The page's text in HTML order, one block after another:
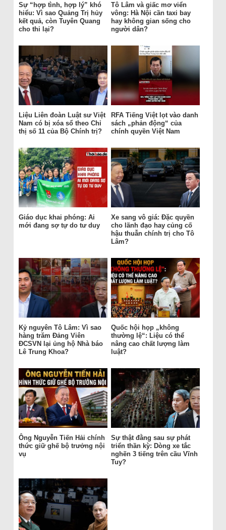
Sự “hợp tình, hợp lý” khó
hiểu: Vì sao Quảng Trị hủy
kết quả, còn Tuyên Quang
cho thi lại?
Tô Lâm và giấc mơ viển
vông: Hà Nội cần taxi bay
hay không gian sống cho
người dân?
Liệu Liên đoàn Luật sư Việt
Nam có bị xóa sổ theo Chỉ
thị số 11 của Bộ Chính trị?
RFA Tiếng Việt lọt vào danh
sách „phản động“ của
chính quyền Việt Nam
Giáo dục khai phóng: Ai
mới đang sợ tự do tư duy
Xe sang vô giá: Đặc quyền
cho lãnh đạo hay củng cố
hậu thuẫn chính trị cho Tô
Lâm?
Kỷ nguyên Tô Lâm: Vì sao
hàng trăm Đảng Viên
ĐCSVN lại ủng hộ Nhà báo
Lê Trung Khoa?
Quốc hội họp „không
thường lệ“: Liệu có thể
nâng cao chất lượng làm
luật?
Ông Nguyễn Tiến Hải chính
thức giữ ghế bộ trưởng nội
vụ
Sự thật đằng sau sự phát
triển thần kỳ: Dòng xe tắc
nghẽn 3 tiếng trên cầu Vĩnh
Tuy?